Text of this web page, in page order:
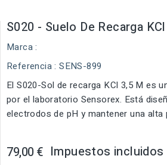
S020 - Suelo De Recarga
Marca :
Referencia : SENS-899
El S020-Sol de recarga KCl 3,5 M es
por el laboratorio Sensorex. Está
electrodos de pH y mantener una
79,00 € Impuestos incluidos